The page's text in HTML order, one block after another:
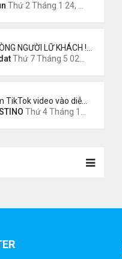
Thứ 2 Tháng 1 24, 2022 10:25 pm
NGƯỜI LỮ KHÁCH !…
Thứ 7 Tháng 5 02, 2026 8:40 am
TikTok video vào diễ…
Thứ 4 Tháng 11 11, 2020 11:44 am